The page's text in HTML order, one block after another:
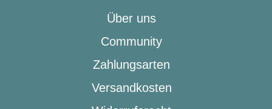
Über uns
Community
Zahlungsarten
Versandkosten